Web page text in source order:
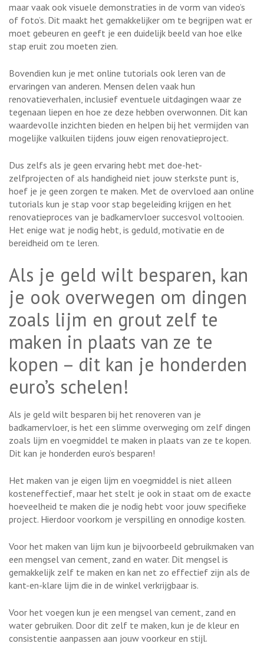
maar vaak ook visuele demonstraties in de vorm van video’s
of foto’s. Dit maakt het gemakkelijker om te begrijpen wat er
moet gebeuren en geeft je een duidelijk beeld van hoe elke
stap eruit zou moeten zien.
Bovendien kun je met online tutorials ook leren van de
ervaringen van anderen. Mensen delen vaak hun
renovatieverhalen, inclusief eventuele uitdagingen waar ze
tegenaan liepen en hoe ze deze hebben overwonnen. Dit kan
waardevolle inzichten bieden en helpen bij het vermijden van
mogelijke valkuilen tijdens jouw eigen renovatieproject.
Dus zelfs als je geen ervaring hebt met doe-het-
zelfprojecten of als handigheid niet jouw sterkste punt is,
hoef je je geen zorgen te maken. Met de overvloed aan online
tutorials kun je stap voor stap begeleiding krijgen en het
renovatieproces van je badkamervloer succesvol voltooien.
Het enige wat je nodig hebt, is geduld, motivatie en de
bereidheid om te leren.
Als je geld wilt besparen, kan
je ook overwegen om dingen
zoals lijm en grout zelf te
maken in plaats van ze te
kopen – dit kan je honderden
euro’s schelen!
Als je geld wilt besparen bij het renoveren van je
badkamervloer, is het een slimme overweging om zelf dingen
zoals lijm en voegmiddel te maken in plaats van ze te kopen.
Dit kan je honderden euro’s besparen!
Het maken van je eigen lijm en voegmiddel is niet alleen
kosteneffectief, maar het stelt je ook in staat om de exacte
hoeveelheid te maken die je nodig hebt voor jouw specifieke
project. Hierdoor voorkom je verspilling en onnodige kosten.
Voor het maken van lijm kun je bijvoorbeeld gebruikmaken van
een mengsel van cement, zand en water. Dit mengsel is
gemakkelijk zelf te maken en kan net zo effectief zijn als de
kant-en-klare lijm die in de winkel verkrijgbaar is.
Voor het voegen kun je een mengsel van cement, zand en
water gebruiken. Door dit zelf te maken, kun je de kleur en
consistentie aanpassen aan jouw voorkeur en stijl.